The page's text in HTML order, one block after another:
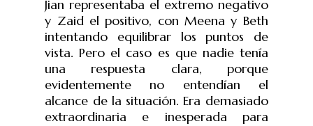
Jian representaba el extremo negativo
y Zaid el positivo, con Meena y Beth
intentando equilibrar los puntos de
vista. Pero el caso es que nadie tenía
una respuesta clara, porque
evidentemente no entendían el
alcance de la situación. Era demasiado
extraordinaria e inesperada para